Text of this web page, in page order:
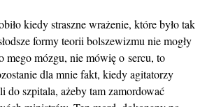
kiedy straszne wrażenie, które było tak
formy teorii bolszewizmu nie mogły
mego mózgu, nie mówię o sercu, to
dla mnie fakt, kiedy agitatorzy
do szpitala, ażeby tam zamordować